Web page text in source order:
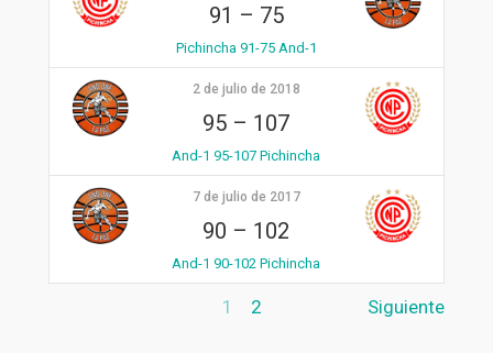
91 – 75
Pichincha 91-75 And-1
2 de julio de 2018
95 – 107
And-1 95-107 Pichincha
7 de julio de 2017
90 – 102
And-1 90-102 Pichincha
1 2 Siguiente